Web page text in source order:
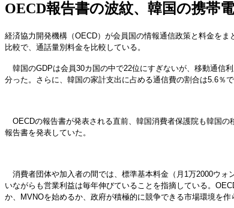
OECD報告書の波紋、韓国の携帯
経済協力開発機構（OECD）が会員国の情報通信政策と料金を
比較で、通話量別料金を比較している。
韓国のGDPは会員30カ国の中で22位にすぎないが、移動通信
分った。さらに、韓国の家計支出に占める通信費の割合は5.6％
OECDの報告書が発表される直前、韓国消費者保護院も韓国の
報告書を発表していた。
消費者団体や加入者の間では、標準基本料金（月1万2000ウォ
いながらも営業利益は毎年伸びていることを指摘している。
か、MVNOを始めるか、政府が積極的に競争できる市場環境を